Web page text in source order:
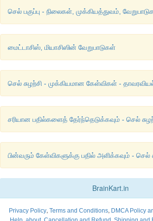
மைட்டாடிக் குரோமோசோம்களாக
செல் சுழற்சியில் G1, S மற்றும் G2
செயல்படுவது குறிப்பிடத்தக்கது.
செல் பகுப்பு - நிலைகள், முக்கியத்துவம்,
மைட்டாசிஸ், மியாசிஸின் வேறுபாடுகள்
செல் சுழற்சி - முக்கியமான கேள்விகள் -
சரியான பதில்களைத் தேர்ந்தெடுக்கவும் - செல்
பின்வரும் கேள்விகளுக்கு பதில் அளிக்கவும் - செல்
BrainKart.in
Privacy Policy, Terms and Conditions, DMCA Policy